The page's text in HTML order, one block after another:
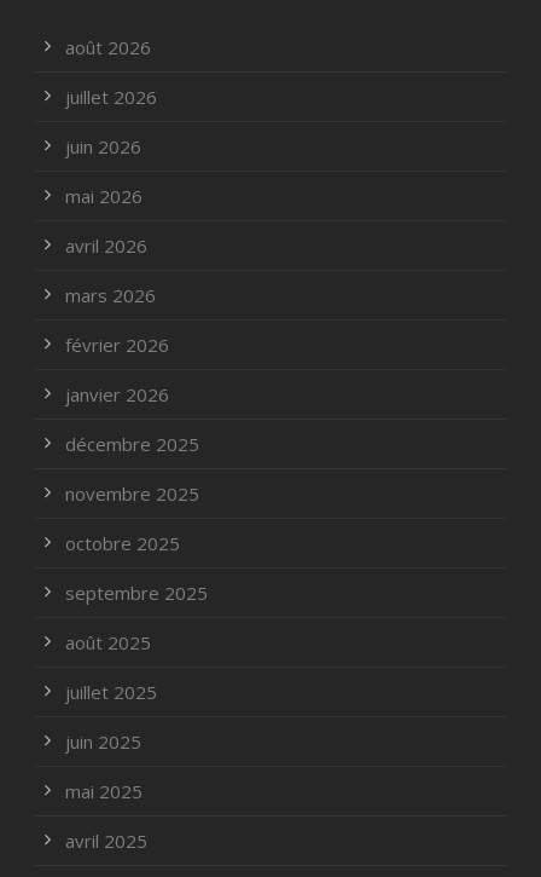
août 2026
juillet 2026
juin 2026
mai 2026
avril 2026
mars 2026
février 2026
janvier 2026
décembre 2025
novembre 2025
octobre 2025
septembre 2025
août 2025
juillet 2025
juin 2025
mai 2025
avril 2025